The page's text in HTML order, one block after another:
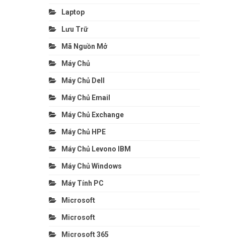
Laptop
Lưu Trữ
Mã Nguồn Mở
Máy Chủ
Máy Chủ Dell
Máy Chủ Email
Máy Chủ Exchange
Máy Chủ HPE
Máy Chủ Levono IBM
Máy Chủ Windows
Máy Tính PC
Microsoft
Microsoft
Microsoft 365